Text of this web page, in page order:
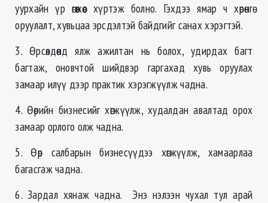
уурхайн үр өгөөжөөс хүртэж болно. Гэхдээ ямар ч хөрөнгө
оруулалт, хувьцаа эрсдэлтэй байдгийг санах хэрэгтэй.
3. Өрсөлдөөнд ялж ажилтан нь болох, удирдах багт
багтаж, оновчтой шийдвэр гаргахад хувь оруулах
замаар илүү дээр практик хэрэгжүүлж чадна.
4. Өөрийн бизнесийг хөгжүүлж, худалдан авалтад орох
замаар орлого олж чадна.
5. Өөр салбарын бизнесүүдээ хөгжүүлж, хамаарлаа
багасгаж чадна.
6. Зардал хянаж чадна. Энэ нэлээн чухал тул арай